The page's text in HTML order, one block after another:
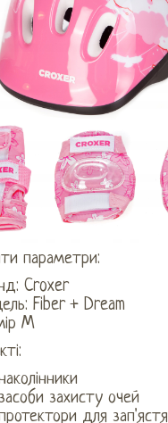
параметри:
Croxer
Fiber + Dream
M
захисту очей
для зап'ястя